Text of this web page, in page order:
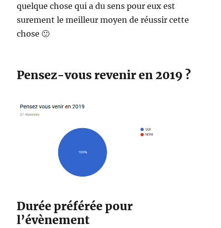
quelque chose qui a du sens pour eux est
surement le meilleur moyen de réussir cette
chose 🙂
Pensez-vous revenir en 2019 ?
Durée préférée pour
l’évènement